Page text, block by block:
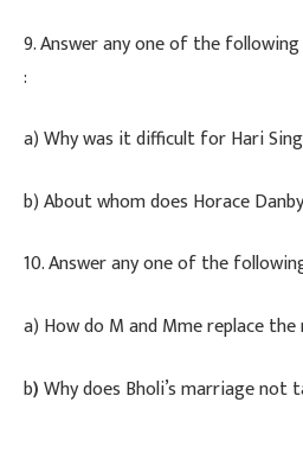
​9. Answer any one of the
:
​a) Why was it difficult for Hari
​b) About whom does Horace
​10. Answer any one of the
​a) How do M and Mme replace the
b)Why does Bholi’s marriage not